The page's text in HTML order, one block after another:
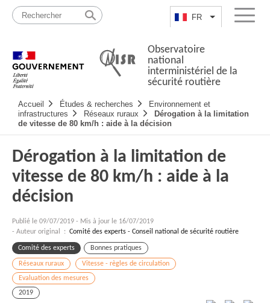
Passer
contenu
FR Lister lesMenu
Observatoire
national
interministériel de la
sécurité routière
principale
Accueil Études & recherches
Environnement et
infrastructures
Réseaux ruraux
Dérogation à la limitation
de vitesse de 80 km/h : aide à la décision
Dérogation à la limitation de
vitesse de 80 km/h : aide à la
décision
Publié le 09/07/2019 - Mis à jour le 16/07/2019
- Auteur original : Comité des experts - Conseil national de sécurité routière
Comité des experts Bonnes pratiques
Réseaux ruraux
Vitesse - règles de circulation
Evaluation des mesures
2019